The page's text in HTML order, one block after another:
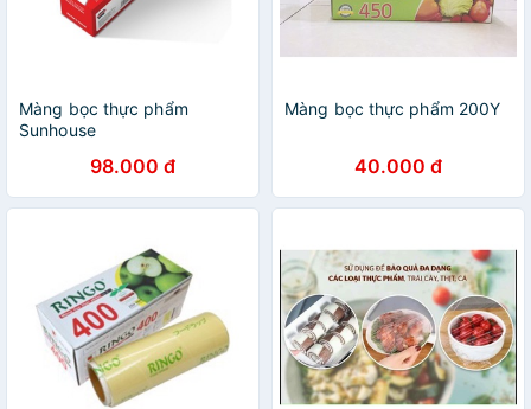
Màng bọc thực phẩm
Sunhouse
98.000 đ
Màng bọc thực phẩm 200Y
40.000 đ